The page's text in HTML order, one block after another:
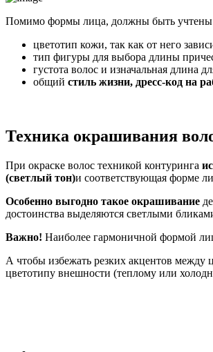
Помимо формы лица, должны быть учтены
цветотип кожи, так как от него
тип фигуры для выбора длины
густота волос и изначальная длина
общий стиль жизни, дресс-код на
Техника окрашивания
При окраске волос техникой контуринга
(светлый тон)и соответствующая форме
Особенно выгодно такое окрашивание
достоинства выделяются светлыми
Важно! Наиболее гармоничной формой
А чтобы избежать резких акцентов между
цветотипу внешности (теплому или